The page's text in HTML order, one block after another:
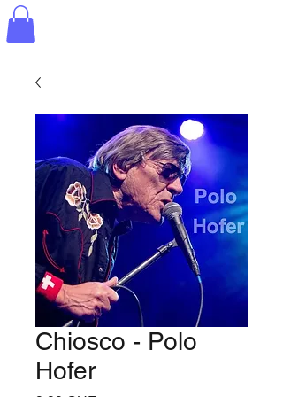
Chiosco - Polo
Hofer